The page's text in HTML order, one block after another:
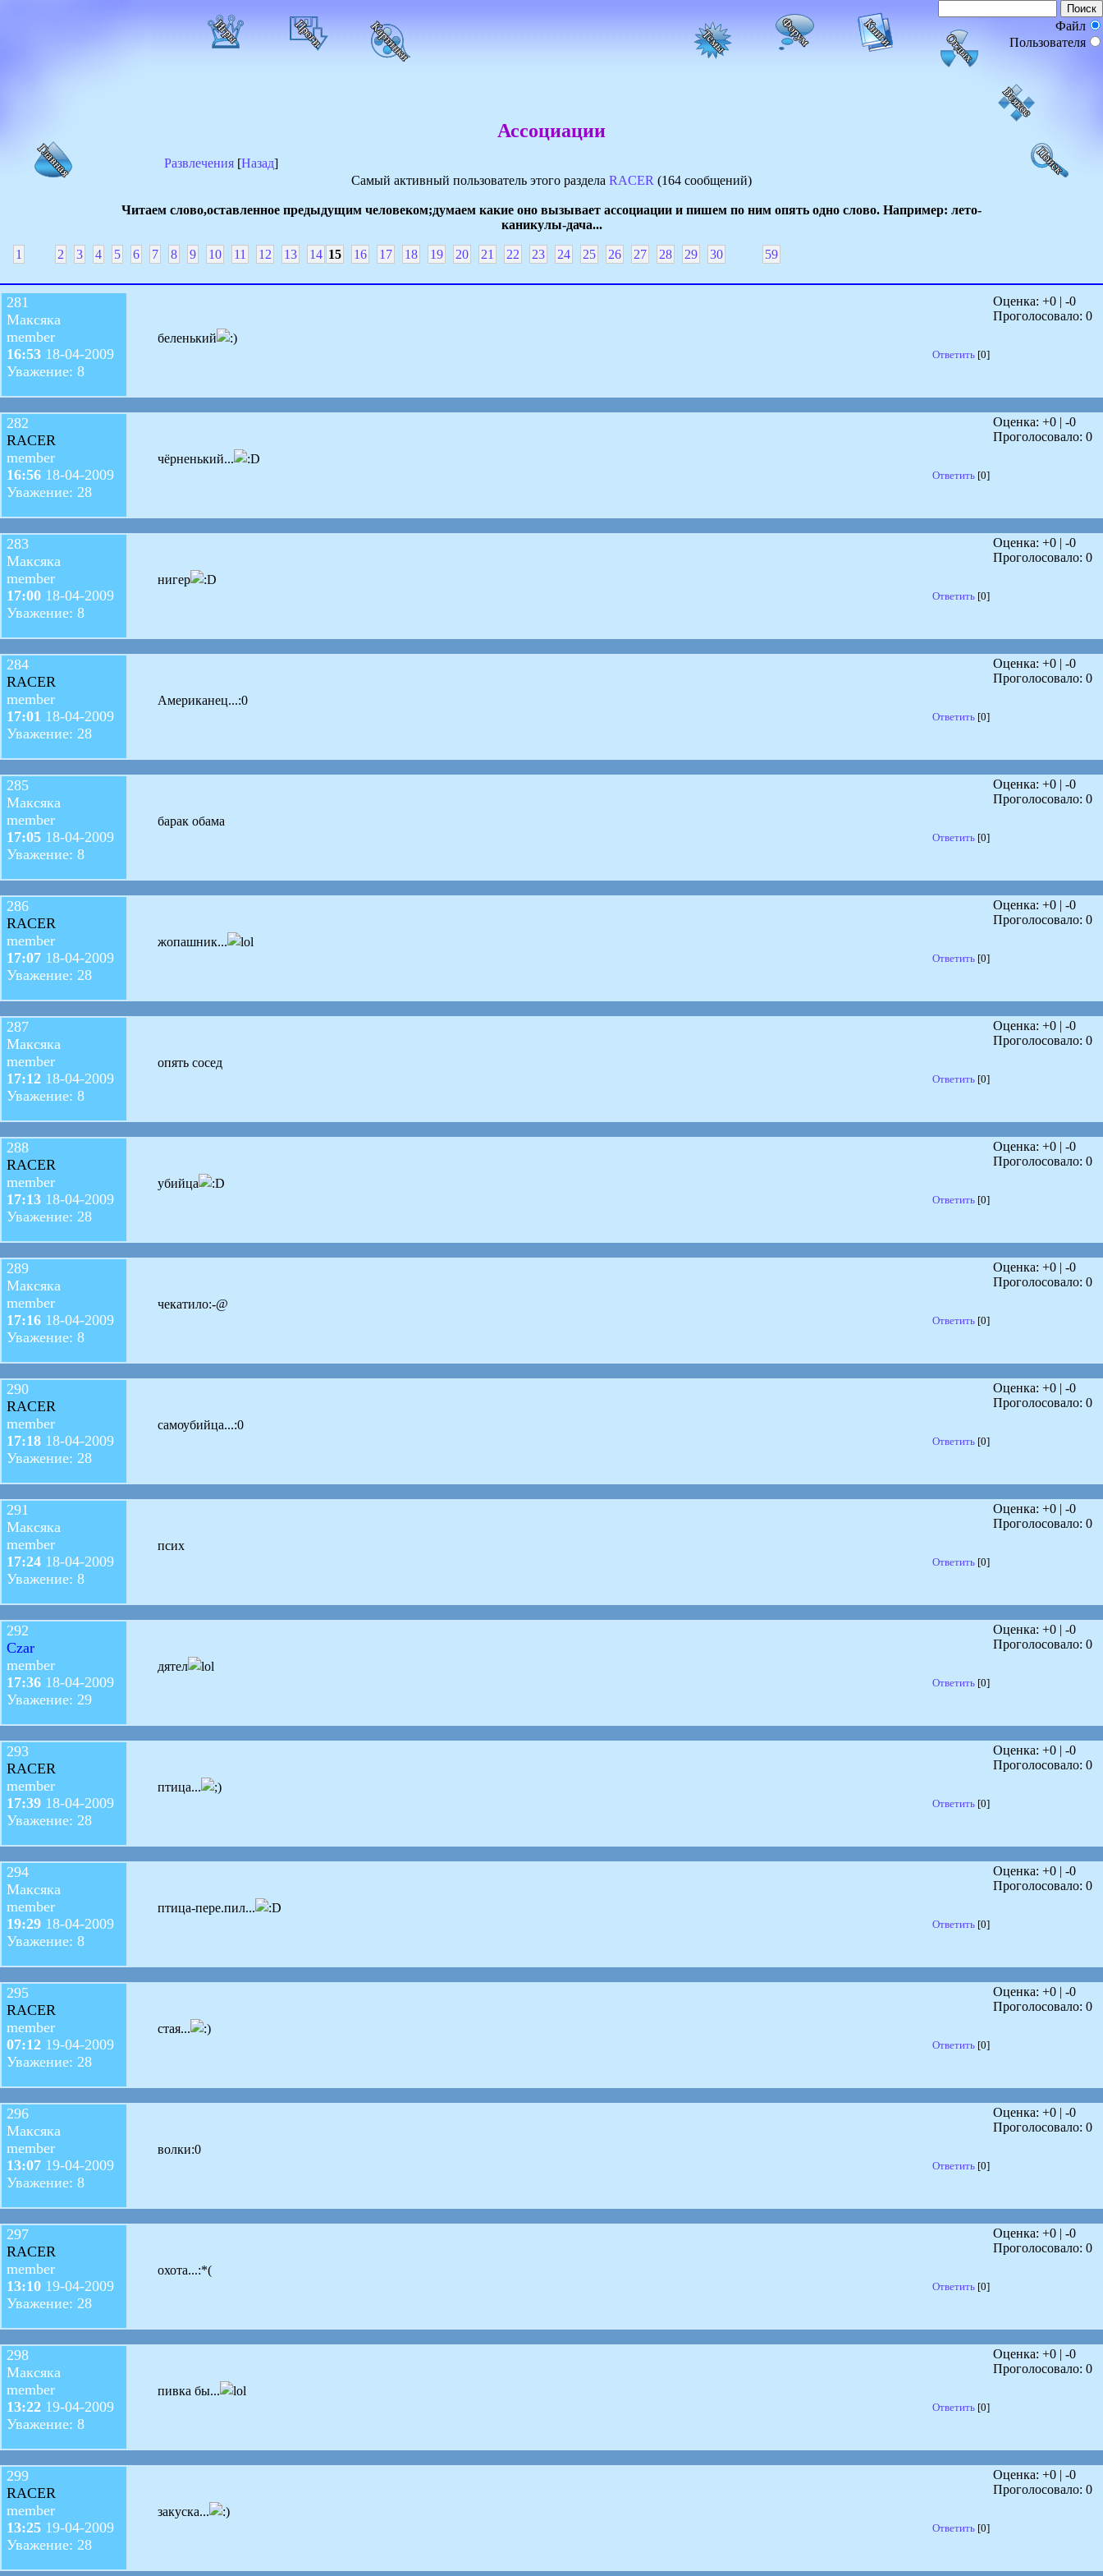
Файл
Пользователя
Развлечения [Назад]
Ассоциации
Самый активный пользователь этого раздела RACER (164 сообщений)
Читаем слово,оставленное предыдущим человеком;думаем какие оно вызывает ассоциации и пишем по ним опять одно слово. Например: лето-
каникулы-дача...
1 2 3 4 5 6 7 8 9 10 11 12 13 14 15 16 17 18 19 20 21 22 23 24 25 26 27 28 29 30 59
281
Максяка
member
16:53 18-04-2009
Уважение: 8
беленький
Ответить [0]
Оценка: +0 | -0
Проголосовало: 0
282
RACER
member
16:56 18-04-2009
Уважение: 28
чёрненький...
Ответить [0]
Оценка: +0 | -0
Проголосовало: 0
283
Максяка
member
17:00 18-04-2009
Уважение: 8
нигер
Ответить [0]
Оценка: +0 | -0
Проголосовало: 0
284
RACER
member
17:01 18-04-2009
Уважение: 28
Американец...:0
Ответить [0]
Оценка: +0 | -0
Проголосовало: 0
285
Максяка
member
17:05 18-04-2009
Уважение: 8
барак обама
Ответить [0]
Оценка: +0 | -0
Проголосовало: 0
286
RACER
member
17:07 18-04-2009
Уважение: 28
жопашник...
Ответить [0]
Оценка: +0 | -0
Проголосовало: 0
287
Максяка
member
17:12 18-04-2009
Уважение: 8
опять сосед
Ответить [0]
Оценка: +0 | -0
Проголосовало: 0
288
RACER
member
17:13 18-04-2009
Уважение: 28
убийца
Ответить [0]
Оценка: +0 | -0
Проголосовало: 0
289
Максяка
member
17:16 18-04-2009
Уважение: 8
чекатило:-@
Ответить [0]
Оценка: +0 | -0
Проголосовало: 0
290
RACER
member
17:18 18-04-2009
Уважение: 28
самоубийца...:0
Ответить [0]
Оценка: +0 | -0
Проголосовало: 0
291
Максяка
member
17:24 18-04-2009
Уважение: 8
псих
Ответить [0]
Оценка: +0 | -0
Проголосовало: 0
292
Czar
member
17:36 18-04-2009
Уважение: 29
дятел
Ответить [0]
Оценка: +0 | -0
Проголосовало: 0
293
RACER
member
17:39 18-04-2009
Уважение: 28
птица...
Ответить [0]
Оценка: +0 | -0
Проголосовало: 0
294
Максяка
member
19:29 18-04-2009
Уважение: 8
птица-пере.пил...
Ответить [0]
Оценка: +0 | -0
Проголосовало: 0
295
RACER
member
07:12 19-04-2009
Уважение: 28
стая...
Ответить [0]
Оценка: +0 | -0
Проголосовало: 0
296
Максяка
member
13:07 19-04-2009
Уважение: 8
волки:0
Ответить [0]
Оценка: +0 | -0
Проголосовало: 0
297
RACER
member
13:10 19-04-2009
Уважение: 28
охота...:*(
Ответить [0]
Оценка: +0 | -0
Проголосовало: 0
298
Максяка
member
13:22 19-04-2009
Уважение: 8
пивка бы...
Ответить [0]
Оценка: +0 | -0
Проголосовало: 0
299
RACER
member
13:25 19-04-2009
Уважение: 28
закуска...
Ответить [0]
Оценка: +0 | -0
Проголосовало: 0